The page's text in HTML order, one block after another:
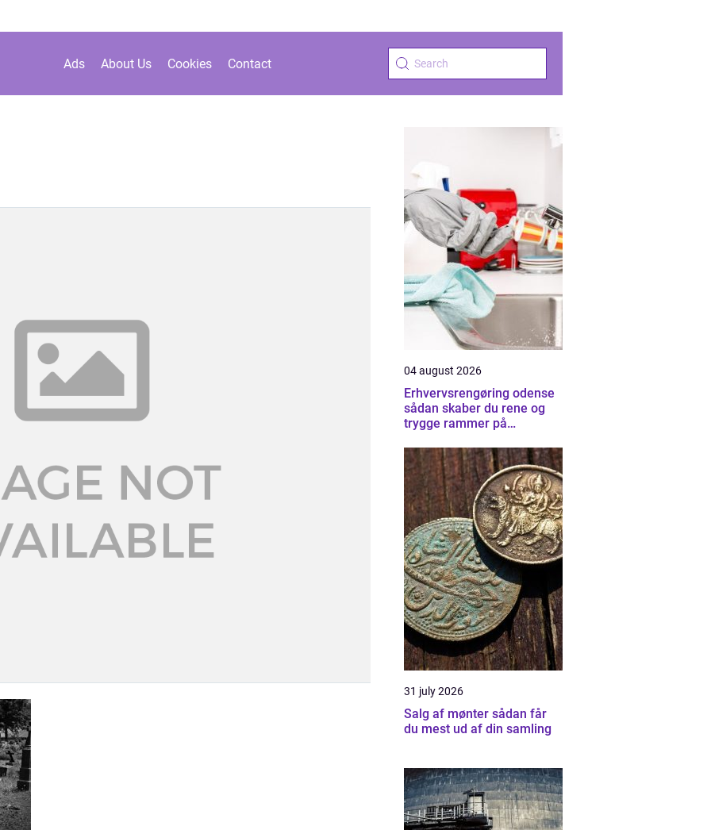
Ads About Us Cookies Contact
04 august 2026
Erhvervsrengøring odense
sådan skaber du rene og
trygge rammer på
31 july 2026
Salg af mønter sådan får
du mest ud af din samling